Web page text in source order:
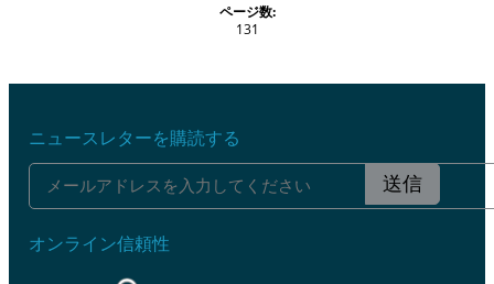
ページ数:
131
ニュースレターを購読する
送信
オンライン信頼性